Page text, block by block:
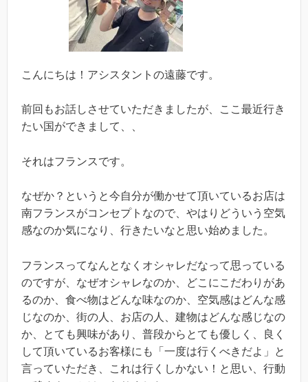
こんにちは！アシスタントの遠藤です。
前回もお話しさせていただきましたが、ここ最近行き
たい国ができまして、、
それはフランスです。
なぜか？というと今自分が働かせて頂いているお店は
南フランスがコンセプトなので、やはりどういう空気
感なのか気になり、行きたいなと思い始めました。
フランスってなんとなくオシャレだなって思っている
のですが、なぜオシャレなのか、どこにこだわりがあ
るのか、食べ物はどんな味なのか、空気感はどんな感
じなのか、街の人、お店の人、建物はどんな感じなの
か、とても興味があり、普段からとても優しく、良く
して頂いているお客様にも「一度は行くべきだよ」と
言っていただき、これは行くしかない！と思い、行動